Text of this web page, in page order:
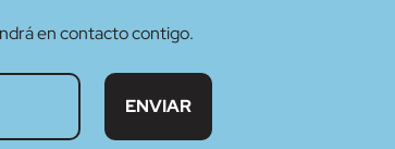
en contacto contigo.